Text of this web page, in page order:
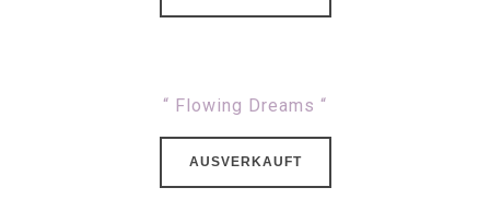
“ Flowing Dreams “
AUSVERKAUFT